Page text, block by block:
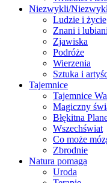
Niezwykli/
Ludzie i życie
Znani i lubiani
Zjawiska
Podróże
Wierzenia
Sztuka i
Tajemnice
Tajemnice
Magiczny
Błękitna
Wszechświat
Co może
Zbrodnie
Natura pomaga
Uroda